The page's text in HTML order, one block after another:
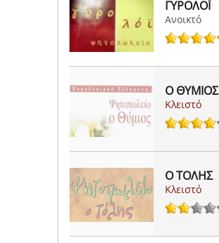
ΓΥΡΟΛΟΪ
Ανοικτό
Ο ΘΥΜΙΟΣ
Κλειστό
Ο ΤΟΛΗΣ
Κλειστό